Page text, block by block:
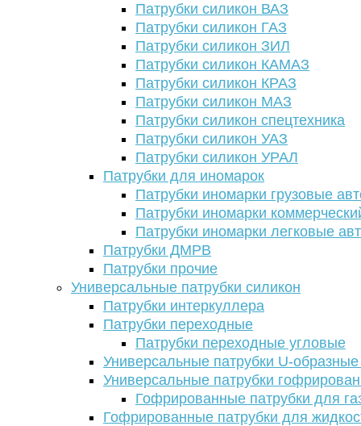
Патрубки силикон ВАЗ
Патрубки силикон ГАЗ
Патрубки силикон ЗИЛ
Патрубки силикон КАМАЗ
Патрубки силикон КРАЗ
Патрубки силикон МАЗ
Патрубки силикон спецтехника
Патрубки силикон УАЗ
Патрубки силикон УРАЛ
Патрубки для иномарок
Патрубки иномарки грузовые
Патрубки иномарки
Патрубки иномарки легковые
Патрубки ДМРВ
Патрубки прочие
Универсальные патрубки силикон
Патрубки интеркуллера
Патрубки переходные
Патрубки переходные угловые
Универсальные патрубки U-
Универсальные патрубки
Гофрированные патрубки для
Гофрированные патрубки для